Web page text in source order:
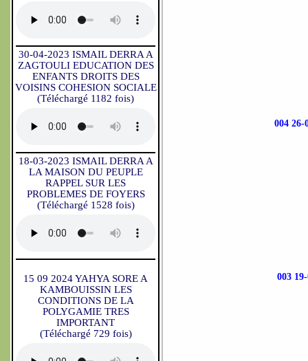
30-04-2023 ISMAIL DERRA A
ZAGTOULI EDUCATION DES
ENFANTS DROITS DES
VOISINS COHESION SOCIALE
(Téléchargé 1182 fois)
18-03-2023 ISMAIL DERRA A
LA MAISON DU PEUPLE
RAPPEL SUR LES
PROBLEMES DE FOYERS
(Téléchargé 1528 fois)
15 09 2024 YAHYA SORE A
KAMBOUISSIN LES
CONDITIONS DE LA
POLYGAMIE TRES
IMPORTANT
(Téléchargé 729 fois)
004
003